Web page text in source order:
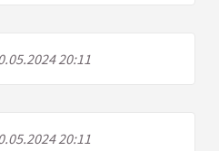
20:11
20:11